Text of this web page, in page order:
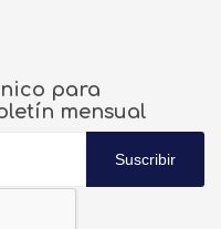
para
mensual
Suscribir